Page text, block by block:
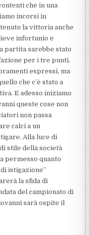
che in una
incorsi in
la vittoria anche
infortunio e
partita sarebbe stato
per i tre punti,
espressi, ma
che c’è stato a
E adesso iniziamo
queste cose non
non passa
calci a un
Alla luce di
stile della società
permesso quanto
istigazione”
la sfida di
del campionato di
sarà ospite il